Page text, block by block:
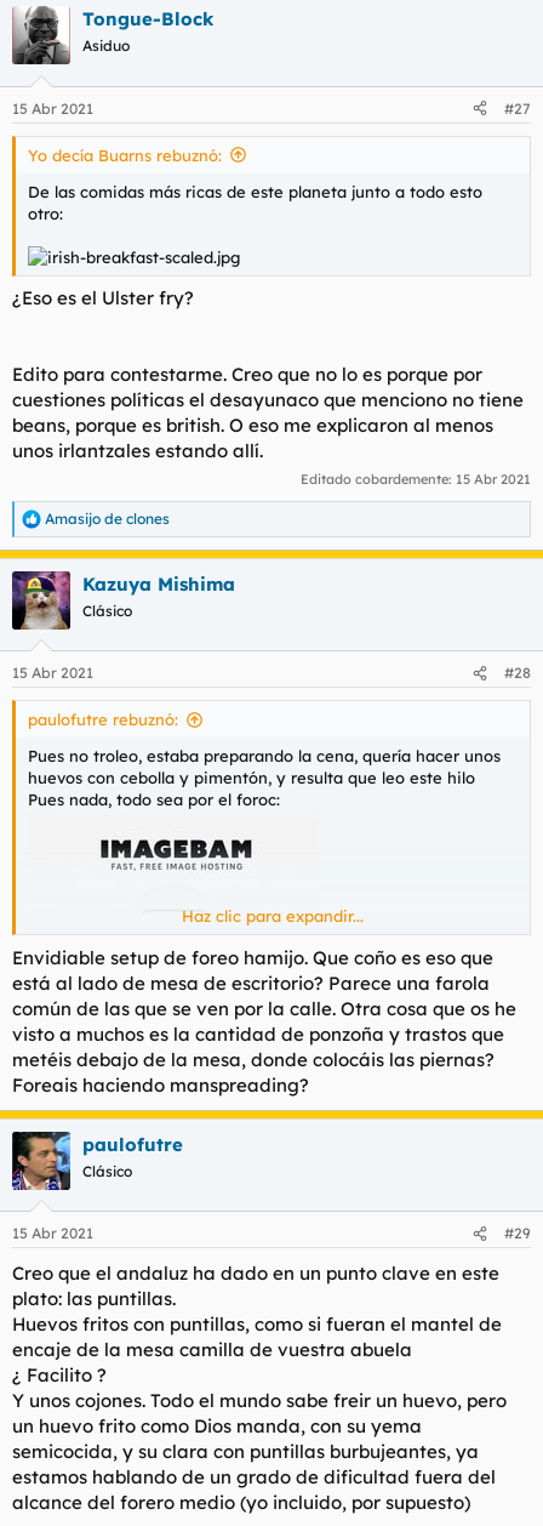
Tongue-Block
Asiduo
15 Abr 2021 #27
Yo decía Buarns rebuznó:
De las comidas más ricas de este planeta junto a todo esto
otro:
¿Eso es el Ulster fry?
Edito para contestarme. Creo que no lo es porque por
cuestiones políticas el desayunaco que menciono no tiene
beans, porque es british. O eso me explicaron al menos
unos irlantzales estando allí.
Editado cobardemente: 15 Abr 2021
R
e
a
c
c
i
e
s
Amasijo de clones
Kazuya Mishima
Clásico
15 Abr 2021 #28
paulofutre rebuznó:
Pues no troleo, estaba preparando la cena, quería hacer unos
huevos con cebolla y pimentón, y resulta que leo este hilo
Pues nada, todo sea por el foroc:
Un calabacín relleno que me han dado esta tarde (solo gratino)
, y unos huevos fritos en una base de cebolla frita con sal y
pimentón
¿Placer de dioses?
Seguramente.
Hijosdeputa.
Haz clic para expandir...
Envidiable setup de foreo hamijo. Que coño es eso que
está al lado de mesa de escritorio? Parece una farola
común de las que se ven por la calle. Otra cosa que os he
visto a muchos es la cantidad de ponzoña y trastos que
metéis debajo de la mesa, donde colocáis las piernas?
Foreais haciendo manspreading?
paulofutre
Clásico
15 Abr 2021 #29
Creo que el andaluz ha dado en un punto clave en este
plato: las puntillas.
Huevos fritos con puntillas, como si fueran el mantel de
encaje de la mesa camilla de vuestra abuela
¿ Facilito ?
Y unos cojones. Todo el mundo sabe freir un huevo, pero
un huevo frito como Dios manda, con su yema
semicocida, y su clara con puntillas burbujeantes, ya
estamos hablando de un grado de dificultad fuera del
alcance del forero medio (yo incluido, por supuesto)